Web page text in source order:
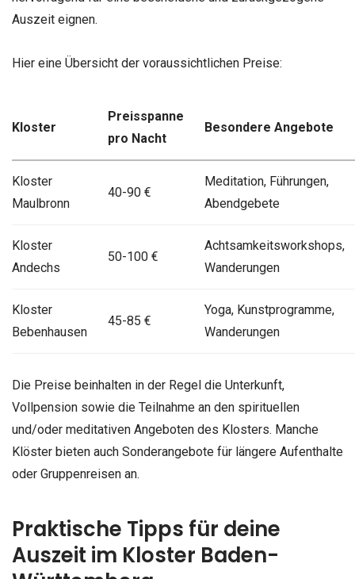
Auszeit eignen.
Hier eine Übersicht der voraussichtlichen Preise:
Kloster
Preisspanne
pro Nacht
Besondere Angebote
Kloster
Maulbronn
40-90 €
Meditation, Führungen,
Abendgebete
Kloster
Andechs
50-100 €
Achtsamkeitsworkshops,
Wanderungen
Kloster
Bebenhausen
45-85 €
Yoga, Kunstprogramme,
Wanderungen
Die Preise beinhalten in der Regel die Unterkunft,
Vollpension sowie die Teilnahme an den spirituellen
und/oder meditativen Angeboten des Klosters. Manche
Klöster bieten auch Sonderangebote für längere Aufenthalte
oder Gruppenreisen an.
Praktische Tipps für deine
Auszeit im Kloster Baden-